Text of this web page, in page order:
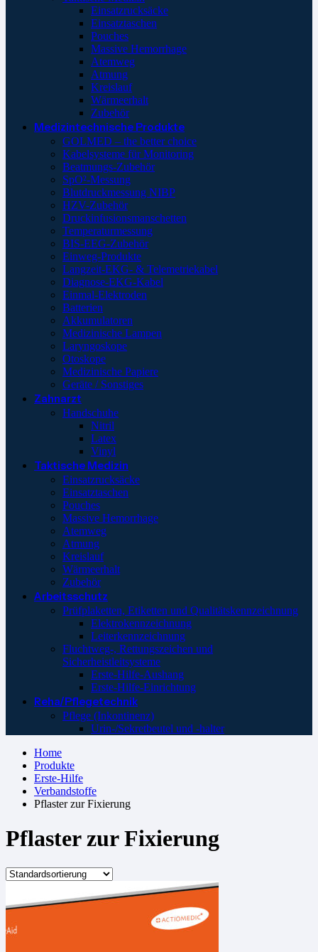
Einsatzrucksäcke
Einsatztaschen
Pouches
Massive Hemorrhage
Atemweg
Atmung
Kreislauf
Wärmeerhalt
Zubehör
Medizintechnische Produkte
GOLMED – the better choice
Kabelsysteme für Monitoring
Beatmungs-Zubehör
SpO²-Messung
Blutdruckmessung NIBP
HZV-Zubehör
Druckinfusionsmanschetten
Temperaturmessung
BIS-EEG-Zubehör
Einweg-Produkte
Langzeit-EKG- & Telemetriekabel
Diagnose-EKG-Kabel
Einmal-Elektroden
Batterien
Akkumulatoren
Medizinische Lampen
Laryngoskope
Otoskope
Medizinische Papiere
Geräte / Sonstiges
Zahnarzt
Handschuhe
Nitril
Latex
Vinyl
Taktische Medizin
Einsatzrucksäcke
Einsatztaschen
Pouches
Massive Hemorrhage
Atemweg
Atmung
Kreislauf
Wärmeerhalt
Zubehör
Arbeitsschutz
Prüfplaketten, Etiketten und Qualitätskennzeichnung
Elektrokennzeichnung
Leiterkennzeichnung
Fluchtweg-, Rettungszeichen und
Sicherheistleitsysteme
Erste-Hilfe-Aushang
Erste-Hilfe-Einrichtung
Reha/Pflegetechnik
Pflege (Inkontinenz)
Urin-/Sekretbeutel und -halter
Home
Produkte
Erste-Hilfe
Verbandstoffe
Pflaster zur Fixierung
Pflaster zur Fixierung